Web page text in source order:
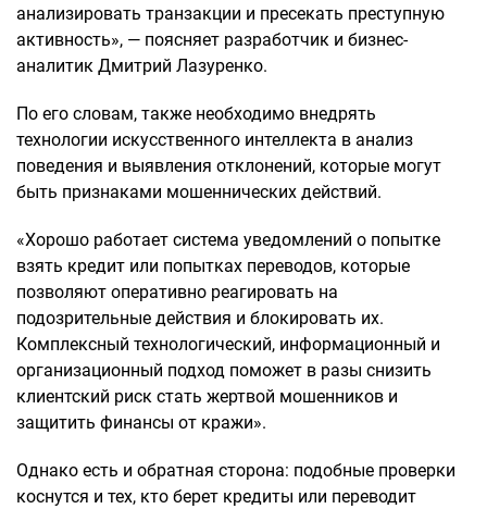
анализировать транзакции и пресекать преступную
активность», — поясняет разработчик и бизнес-
аналитик Дмитрий Лазуренко.
По его словам, также необходимо внедрять
технологии искусственного интеллекта в анализ
поведения и выявления отклонений, которые могут
быть признаками мошеннических действий.
«Хорошо работает система уведомлений о попытке
взять кредит или попытках переводов, которые
позволяют оперативно реагировать на
подозрительные действия и блокировать их.
Комплексный технологический, информационный и
организационный подход поможет в разы снизить
клиентский риск стать жертвой мошенников и
защитить финансы от кражи».
Однако есть и обратная сторона: подобные проверки
коснутся и тех, кто берет кредиты или переводит